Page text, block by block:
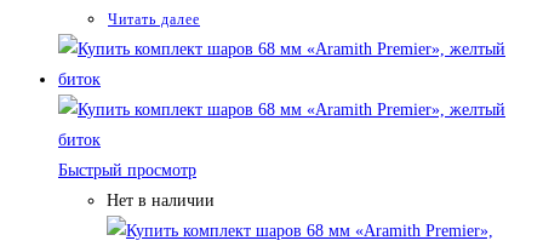
Читать далее
Быстрый просмотр
Нет в наличии